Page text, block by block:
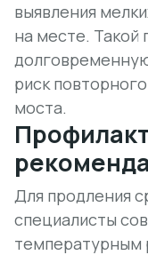
выявления
на месте. Такой
риск
моста.
Для продления
специалисты
температурным